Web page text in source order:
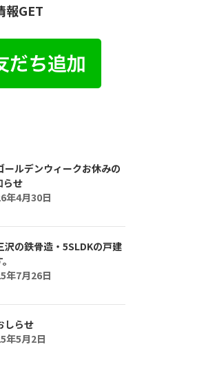
報GET
ールデンウィークお休みの
らせ
年4月30日
沢の鉄骨造・5SLDKの戸建
年7月26日
しらせ
年5月2日